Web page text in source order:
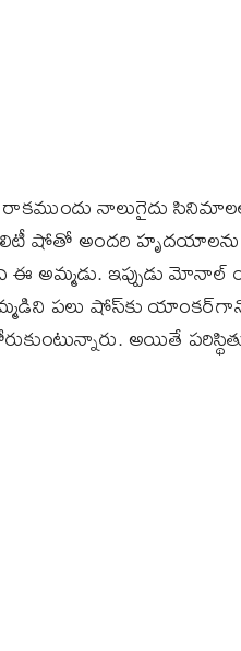
నాలుగైదు
షోతో అంద‌రి హృద‌యాల‌ను
ఈ అమ్మడు. ఇప్పుడు
అమ్మడిని ప‌లు షోస్‌కు
అయితే